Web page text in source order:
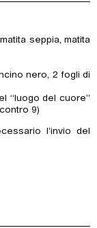
seppia, matita
nero, 2 fogli di
“luogo del cuore”
9)
l’invio del